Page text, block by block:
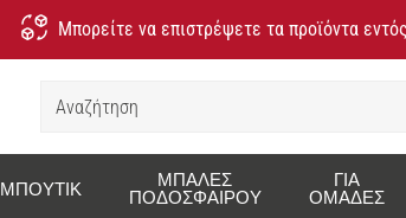
Μπορείτε να επιστρέψετε τα προϊόντα
ΜΠΟΥΤΊΚ ΜΠΆΛΕΣ
ΠΟΔΟΣΦΑΊΡΟΥ
ΓΙΑ
ΟΜΆΔΕΣ